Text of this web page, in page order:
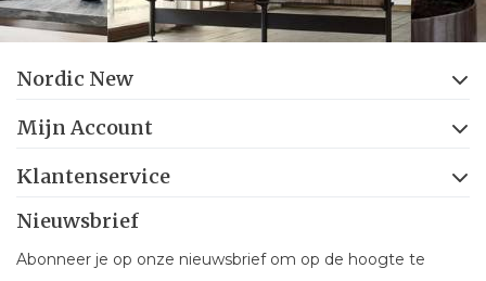
Nordic New
Mijn Account
Klantenservice
Nieuwsbrief
Abonneer je op onze nieuwsbrief om op de hoogte te